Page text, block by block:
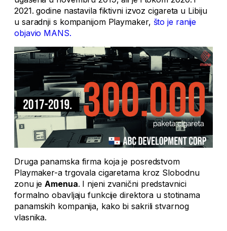
2021. godine nastavila fiktivni izvoz cigareta u Libiju
u saradnji s kompanijom Playmaker, što je ranije
objavio MANS.
Druga panamska firma koja je posredstvom
Playmaker-a trgovala cigaretama kroz Slobodnu
zonu jeAmenua. I njeni zvanični predstavnici
formalno obavljaju funkcije direktora u stotinama
panamskih kompanija, kako bi sakrili stvarnog
vlasnika.